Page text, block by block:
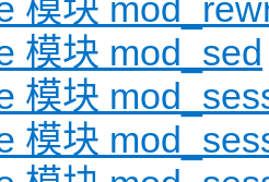
模块
模块 mod_sed
模块
模块